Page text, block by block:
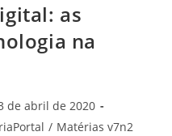
as
na
de abril de 2020
/ Matérias v7n2